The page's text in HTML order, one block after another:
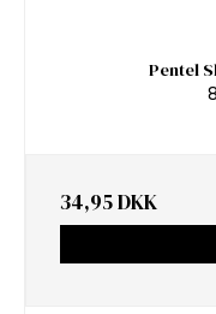
Pentel
34,95 DKK